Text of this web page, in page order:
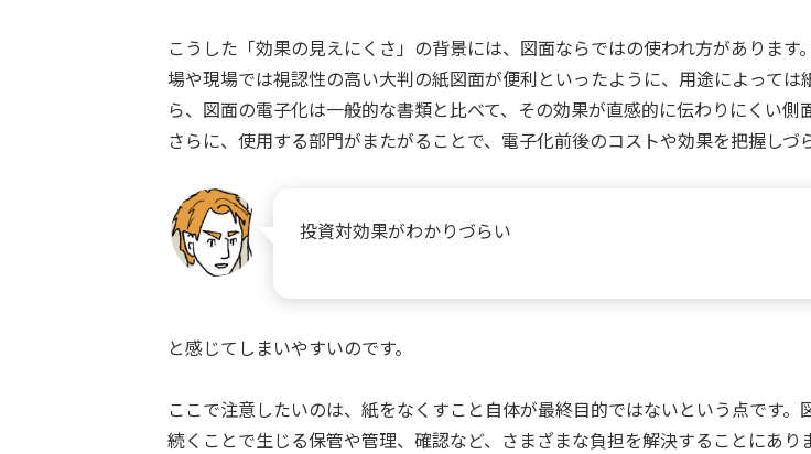
こうした「効果の見えにくさ」の背景には、図面ならではの使われ方がありま
場や現場では視認性の高い大判の紙図面が便利といったように、用途によって
ら、図面の電子化は一般的な書類と比べて、その効果が直感的に伝わりにくい側
さらに、使用する部門がまたがることで、電子化前後のコストや効果を把握しづ
投資対効果がわかりづらい
と感じてしまいやすいのです。
ここで注意したいのは、紙をなくすこと自体が最終目的ではないという点です
続くことで生じる保管や管理、確認など、さまざまな負担を解決することにあり